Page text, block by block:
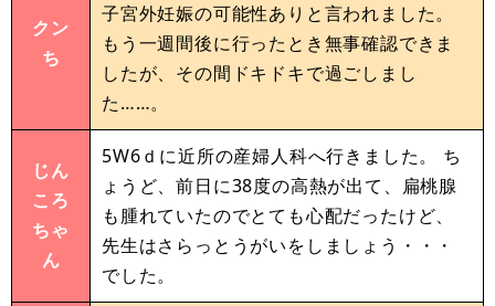
クン
ち
子宮外妊娠の可能性ありと言われました。
もう一週間後に行ったとき無事確認できま
したが、その間ドキドキで過ごしまし
た……。
じん
ころ
ちゃ
ん
5W6ｄに近所の産婦人科へ行きました。 ち
ょうど、前日に38度の高熱が出て、扁桃腺
も腫れていたのでとても心配だったけど、
先生はさらっとうがいをしましょう・・・
でした。